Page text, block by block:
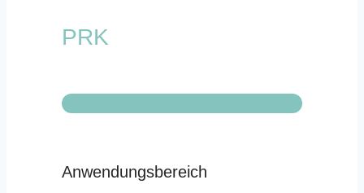
PRK
Anwendungsbereich